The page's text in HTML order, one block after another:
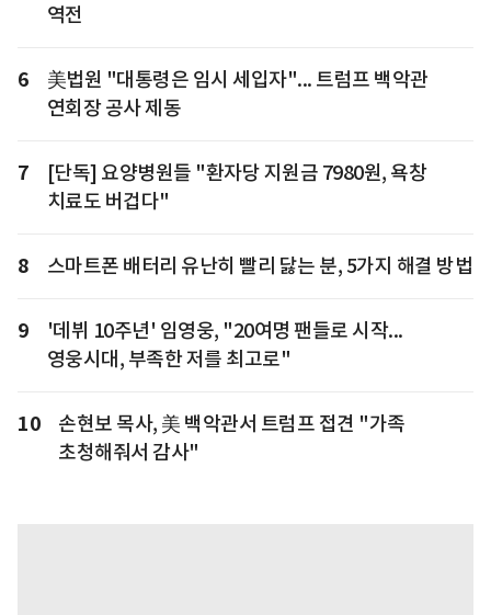
역전
6
美법원 "대통령은 임시 세입자"... 트럼프 백악관
연회장 공사 제동
7
[단독] 요양병원들 "환자당 지원금 7980원, 욕창
치료도 버겁다"
8 스마트폰 배터리 유난히 빨리 닳는 분, 5가지 해결 방법
9
'데뷔 10주년' 임영웅, "20여명 팬들로 시작...
영웅시대, 부족한 저를 최고로"
10
손현보 목사, 美 백악관서 트럼프 접견 "가족
초청해줘서 감사"